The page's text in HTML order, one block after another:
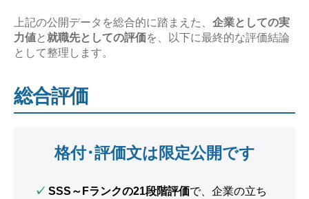
上記の公開データを総合的に踏まえた、 企業としての実
力値と就職先としての評価を、以下に最終的な評価結論
として整理します。
総合評価
格付･評価文は限定公開です
✓ SSS～Fランクの21段階評価で、企業の立ち